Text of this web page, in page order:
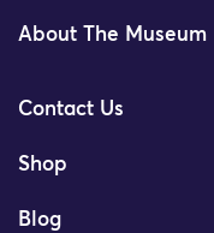
About The Museum
Contact Us
Shop
Blog